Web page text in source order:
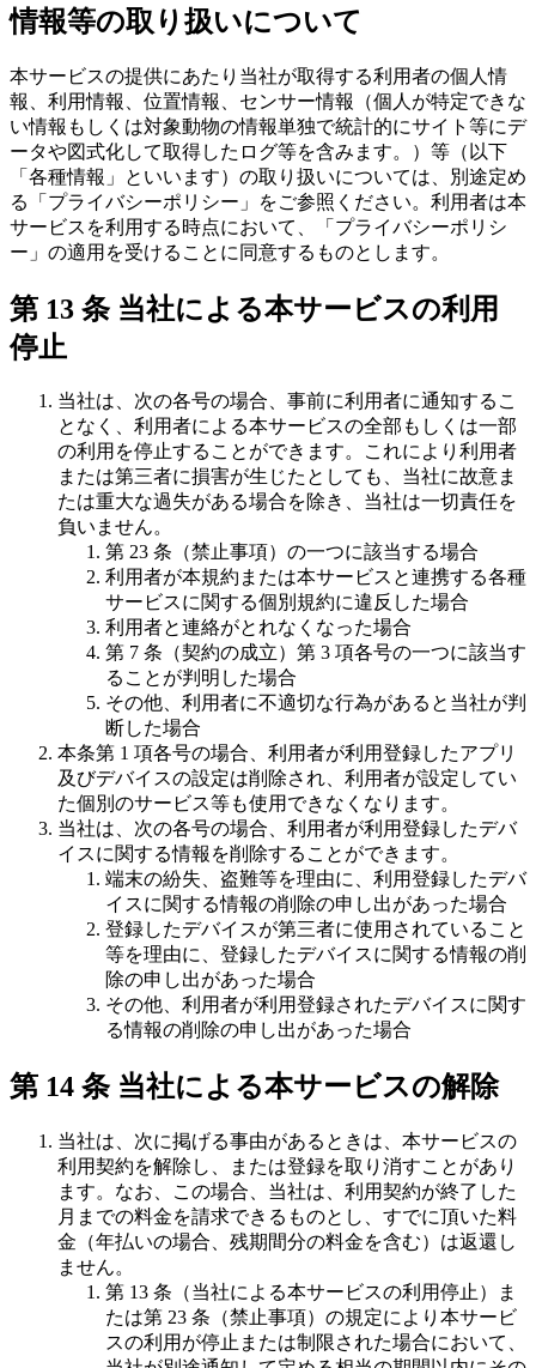
情報等の取り扱いについて
本サービスの提供にあたり当社が取得する利用者の個人情
報、利用情報、位置情報、センサー情報（個人が特定できな
い情報もしくは対象動物の情報単独で統計的にサイト等にデ
ータや図式化して取得したログ等を含みます。）等（以下
「各種情報」といいます）の取り扱いについては、別途定め
る「プライバシーポリシー」をご参照ください。利用者は本
サービスを利用する時点において、「プライバシーポリシ
ー」の適用を受けることに同意するものとします。
第 13 条 当社による本サービスの利用
停止
当社は、次の各号の場合、事前に利用者に通知するこ
となく、利用者による本サービスの全部もしくは一部
の利用を停止することができます。これにより利用者
または第三者に損害が生じたとしても、当社に故意ま
たは重大な過失がある場合を除き、当社は一切責任を
負いません。
第 23 条（禁止事項）の一つに該当する場合
利用者が本規約または本サービスと連携する各種
サービスに関する個別規約に違反した場合
利用者と連絡がとれなくなった場合
第 7 条（契約の成立）第 3 項各号の一つに該当す
ることが判明した場合
その他、利用者に不適切な行為があると当社が判
断した場合
本条第 1 項各号の場合、利用者が利用登録したアプリ
及びデバイスの設定は削除され、利用者が設定してい
た個別のサービス等も使用できなくなります。
当社は、次の各号の場合、利用者が利用登録したデバ
イスに関する情報を削除することができます。
端末の紛失、盗難等を理由に、利用登録したデバ
イスに関する情報の削除の申し出があった場合
登録したデバイスが第三者に使用されていること
等を理由に、登録したデバイスに関する情報の削
除の申し出があった場合
その他、利用者が利用登録されたデバイスに関す
る情報の削除の申し出があった場合
第 14 条 当社による本サービスの解除
当社は、次に掲げる事由があるときは、本サービスの
利用契約を解除し、または登録を取り消すことがあり
ます。なお、この場合、当社は、利用契約が終了した
月までの料金を請求できるものとし、すでに頂いた料
金（年払いの場合、残期間分の料金を含む）は返還し
ません。
第 13 条（当社による本サービスの利用停止）ま
たは第 23 条（禁止事項）の規定により本サービ
スの利用が停止または制限された場合において、